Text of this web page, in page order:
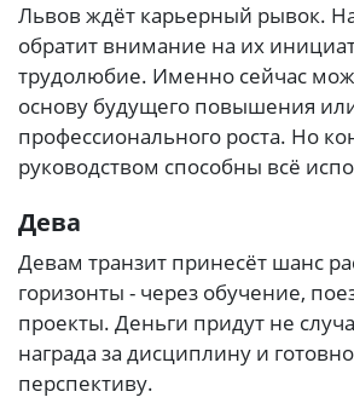
Львов ждёт карьерный рывок.
обратит внимание на их
трудолюбие. Именно сейчас
основу будущего повышения
профессионального роста. Но
руководством способны всё
Дева
Девам транзит принесёт шанс
горизонты - через обучение,
проекты. Деньги придут не
награда за дисциплину и
перспективу.